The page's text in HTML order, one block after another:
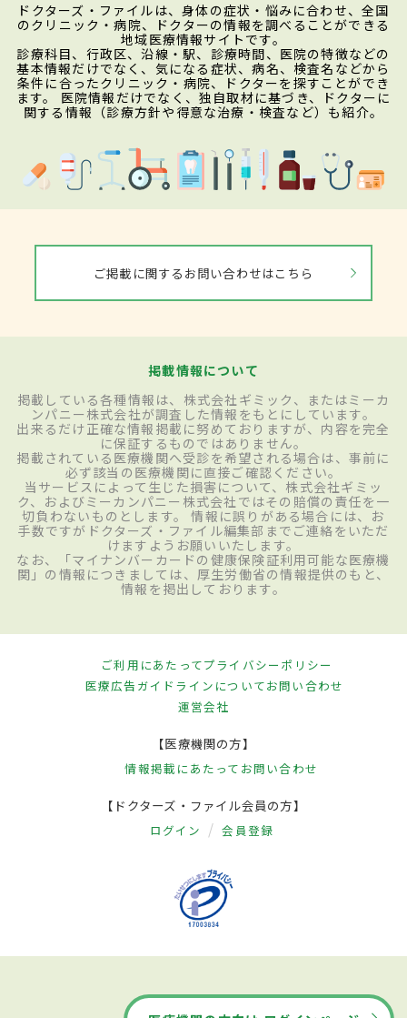
ドクターズ・ファイルは、身体の症状・悩みに合わせ、全国
のクリニック・病院、ドクターの情報を調べることができる
地域医療情報サイトです。
診療科目、行政区、沿線・駅、診療時間、医院の特徴などの
基本情報だけでなく、気になる症状、病名、検査名などから
条件に合ったクリニック・病院、ドクターを探すことができ
ます。 医院情報だけでなく、独自取材に基づき、ドクターに
関する情報（診療方針や得意な治療・検査など）も紹介。
ご掲載に関するお問い合わせはこちら
掲載情報について
掲載している各種情報は、株式会社ギミック、またはミーカ
ンパニー株式会社が調査した情報をもとにしています。
出来るだけ正確な情報掲載に努めておりますが、内容を完全
に保証するものではありません。
掲載されている医療機関へ受診を希望される場合は、事前に
必ず該当の医療機関に直接ご確認ください。
当サービスによって生じた損害について、株式会社ギミッ
ク、およびミーカンパニー株式会社ではその賠償の責任を一
切負わないものとします。 情報に誤りがある場合には、お
手数ですがドクターズ・ファイル編集部までご連絡をいただ
けますようお願いいたします。
なお、「マイナンバーカードの健康保険証利用可能な医療機
関」の情報につきましては、厚生労働省の情報提供のもと、
情報を掲出しております。
ご利用にあたってプライバシーポリシー
医療広告ガイドラインについてお問い合わせ
運営会社
【医療機関の方】
情報掲載にあたって お問い合わせ
【ドクターズ・ファイル会員の方】
ログイン 会員登録